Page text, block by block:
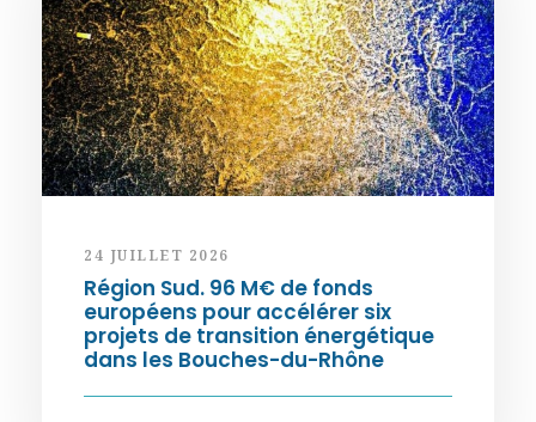
24 JUILLET 2026
Région Sud. 96 M€ de fonds
européens pour accélérer six
projets de transition énergétique
dans les Bouches-du-Rhône